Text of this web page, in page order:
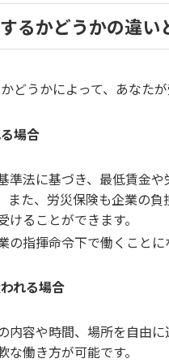
るかどうかの違い
どうかによって、あなた
場合
準法に基づき、最低賃金
また、労災保険も企業の
けることができます。
の指揮命令下で働くこと
れる場合
内容や時間、場所を自由
な働き方が可能です。